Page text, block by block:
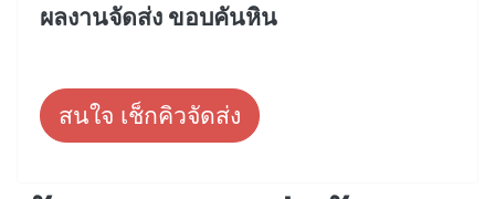
ผลงานจัดส่ง ขอบคันหิน
สนใจ เช็กคิวจัดส่ง